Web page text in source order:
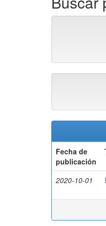
Fecha de
publicación
2020-10-01